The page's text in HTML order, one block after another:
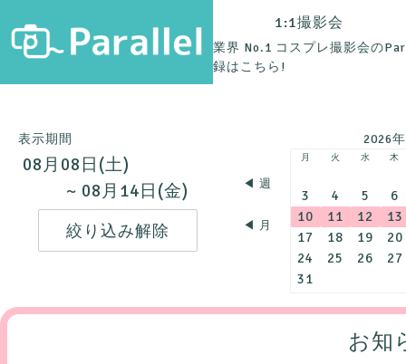
1:1撮影会
業界 No.1 コスプレ撮影会の
録はこちら !
表示期間
08月08日(土)
~ 08月14日(金)
◀︎ 週
◀︎ 月
2026
月 火 水 木
3 4 5
6
10
11 12
13
17
18 19
20
24
25 26
27
31
お知